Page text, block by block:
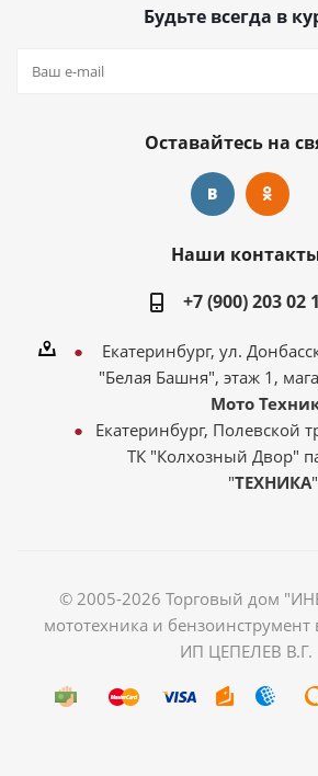
Будьте всегда в
Оставайтесь на
Наши
+7 (900) 203 02
Екатеринбург, ул.
"Белая Башня", этаж 1,
Мото
Екатеринбург, Полевской
ТК "Колхозный Двор"
"ТЕХНИКА"
© 2005-2026 Торговый дом
мототехника и бензоинструмент
ИП ЦЕПЕЛЕВ В.Г.